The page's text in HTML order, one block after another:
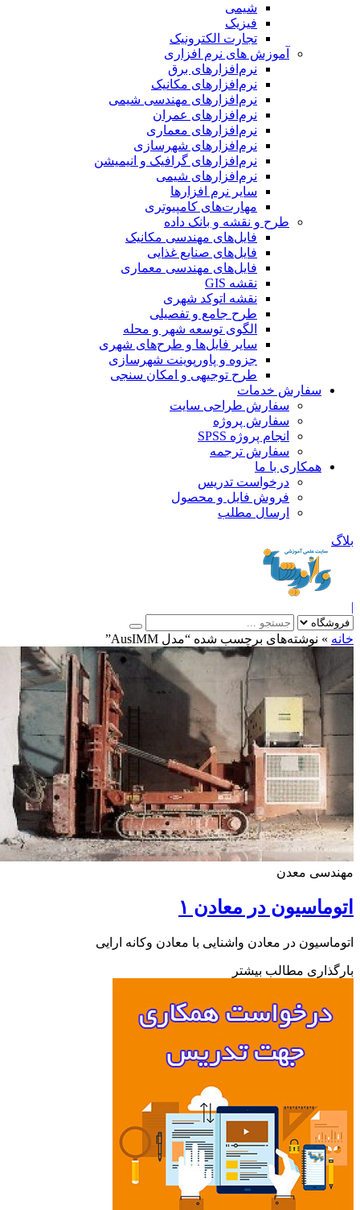
شیمی
فیزیک
تجارت الکترونیک
آموزش های نرم افزاری
نرم‌افزارهای برق
نرم‌افزارهای مکانیک
نرم‌افزارهای مهندسی شیمی
نرم‌افزارهای عمران
نرم‌افزارهای معماری
نرم‌افزارهای شهرسازی
نرم‌افزارهای گرافیک و انیمیشن
نرم‌افزارهای شیمی
سایر نرم افزارها
مهارت‌های کامپیوتری
طرح و نقشه و بانک داده
فایل‌های مهندسی مکانیک
فایل‌های صنایع غذایی
فایل‌های مهندسی معماری
نقشه GIS
نقشه اتوکد شهری
طرح جامع و تفصیلی
الگوی توسعه شهر و محله
سایر فایل‌ها و طرح‌های شهری
جزوه و پاورپوینت شهرسازی
طرح توجیهی و امکان سنجی
سفارش خدمات
سفارش طراحی سایت
سفارش پروژه
انجام پروژه SPSS
سفارش ترجمه
همکاری با ما
درخواست تدریس
فروش فایل و محصول
ارسال مطلب
»نوشته‌های برچسب شده “مدل AusIMM”
معدن
در معادن ۱
در معادن واشنایی با معادن وکانه ارایی
مطالب بیشتر